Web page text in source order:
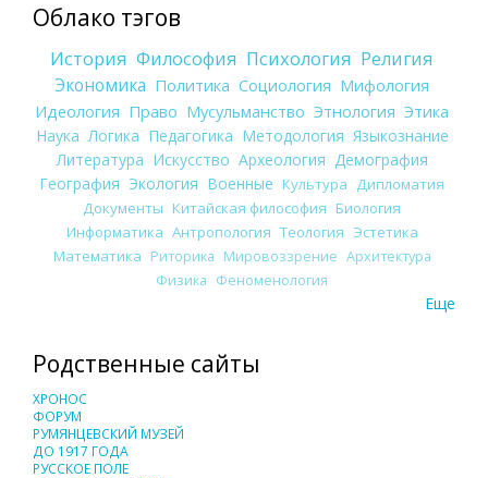
Облако тэгов
История Философия Психология Религия
Экономика Политика Социология Мифология
Идеология Право Мусульманство Этнология Этика
Наука Логика Педагогика Методология Языкознание
Литература Искусство Археология Демография
География Экология Военные Культура
Дипломатия
Документы Китайская философия Биология
Информатика Антропология Теология Эстетика
Математика Риторика Мировоззрение Архитектура
Физика Феноменология
Еще
Родственные сайты
ХРОНОС
ФОРУМ
РУМЯНЦЕВСКИЙ МУЗЕЙ
ДО 1917 ГОДА
РУССКОЕ ПОЛЕ